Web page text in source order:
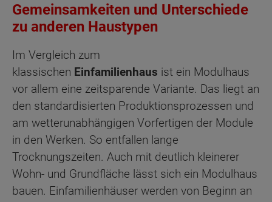
Gemeinsamkeiten und Unterschiede
zu anderen Haustypen
Im Vergleich zum
klassischen Einfamilienhaus ist ein Modulhaus
vor allem eine zeitsparende Variante. Das liegt an
den standardisierten Produktionsprozessen und
am wetterunabhängigen Vorfertigen der Module
in den Werken. So entfallen lange
Trocknungszeiten. Auch mit deutlich kleinerer
Wohn- und Grundfläche lässt sich ein Modulhaus
bauen. Einfamilienhäuser werden von Beginn an